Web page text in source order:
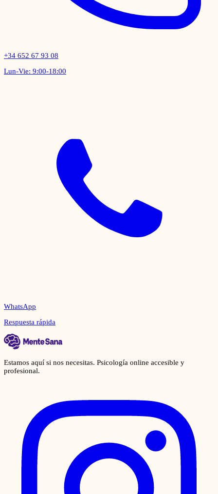
+34 652 67 93 08
Lun-Vie: 9:00-18:00
WhatsApp
Respuesta rápida
Estamos aquí si nos necesitas. Psicología online accesible y
profesional.